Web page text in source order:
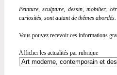
Peinture, sculpture, dessin, mobilier,
curiosités, sont autant de thêmes abordés.
Vous pouvez recevoir ces informations
Afficher les actualités par rubrique